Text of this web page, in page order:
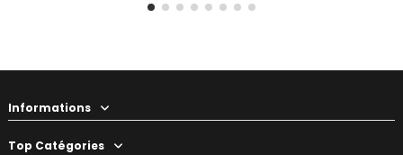
Informations
Top Catégories